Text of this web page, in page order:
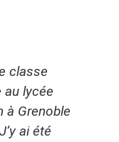
classe
au lycée
à Grenoble
ai été